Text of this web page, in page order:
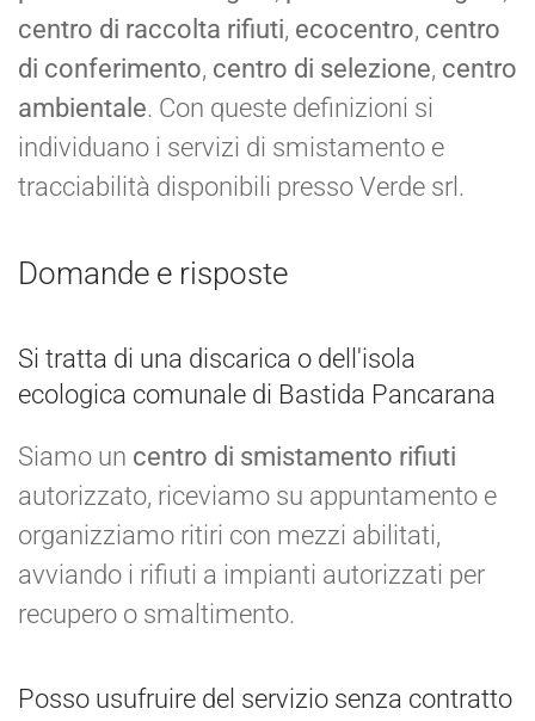
centro di raccolta rifiuti, ecocentro, centro
di conferimento, centro di selezione, centro
ambientale. Con queste definizioni si
individuano i servizi di smistamento e
tracciabilità disponibili presso Verde srl.
Domande e risposte
Si tratta di una discarica o dell'isola
ecologica comunale di Bastida Pancarana
Siamo un centro di smistamento rifiuti
autorizzato, riceviamo su appuntamento e
organizziamo ritiri con mezzi abilitati,
avviando i rifiuti a impianti autorizzati per
recupero o smaltimento.
Posso usufruire del servizio senza contratto